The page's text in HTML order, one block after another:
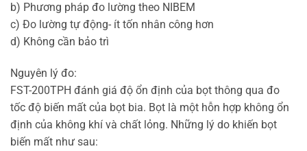
b) Phương pháp đo lường theo NIBEM
c) Đo lường tự động- ít tốn nhân công hơn
d) Không cần bảo trì
Nguyên lý đo:
FST-200TPH đánh giá độ ổn định của bọt thông qua đo
tốc độ biến mất của bọt bia. Bọt là một hỗn hợp không ổn
định của không khí và chất lỏng. Những lý do khiến bọt
biến mất như sau: